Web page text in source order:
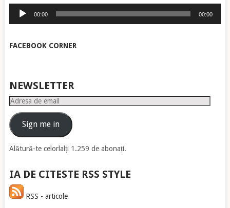
Player
audio
00:00 00:00
FACEBOOK CORNER
NEWSLETTER
Adresa
emailSign me in
Alătură-te celorlalți 1.259 de abonați.
IA DE CITESTE RSS STYLE
RSS - articole